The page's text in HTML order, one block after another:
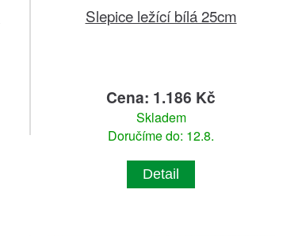
Slepice ležící bílá 25cm
Cena: 1.186 Kč
Skladem
Doručíme do: 12.8.
Detail